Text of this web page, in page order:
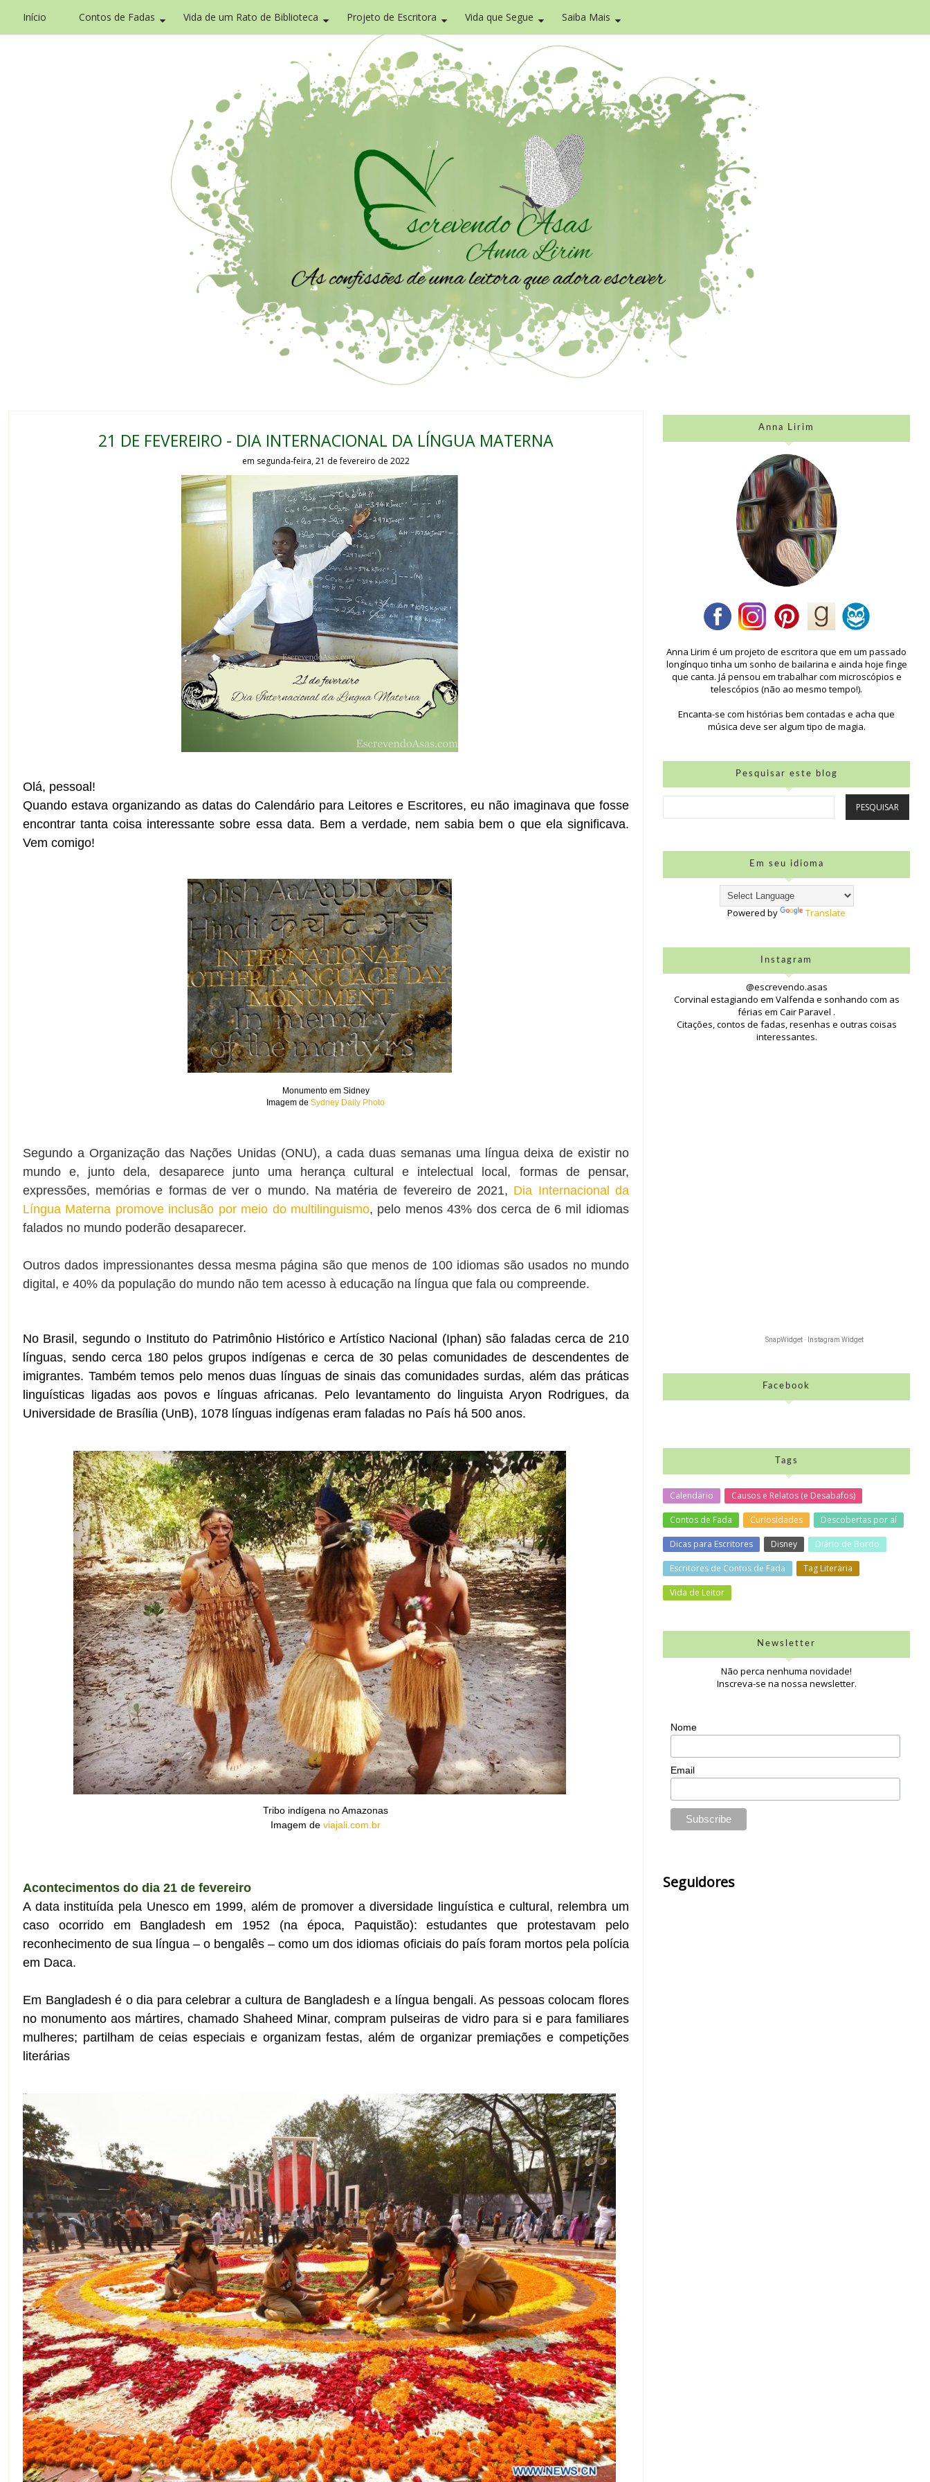
Início Contos de Fadas Vida de um Rato de Biblioteca Projeto de Escritora Vida que Segue Saiba Mais
21 DE FEVEREIRO - DIA INTERNACIONAL DA LÍNGUA MATERNA
em segunda-feira, 21 de fevereiro de 2022
Olá, pessoal!
Quando estava organizando as datas do Calendário para Leitores e Escritores, eu não imaginava que fosse
encontrar tanta coisa interessante sobre essa data. Bem a verdade, nem sabia bem o que ela significava.
Vem comigo!
Monumento em Sidney
Imagem deSydney Daily Photo
Segundo a Organização das Nações Unidas (ONU), a cada duas semanas uma língua deixa de existir no
mundo e, junto dela, desaparece junto uma herança cultural e intelectual local, formas de pensar,
expressões, memórias e formas de ver o mundo. Na matéria de fevereiro de 2021, Dia Internacional da
Língua Materna promove inclusão por meio do multilinguismo, pelo menos 43% dos cerca de 6 mil idiomas
falados no mundo poderão desaparecer.
Outros dados impressionantes dessa mesma página são que menos de 100 idiomas são usados no mundo
digital, e 40% da população do mundo não tem acesso à educação na língua que fala ou compreende.
No Brasil, segundo o Instituto do Patrimônio Histórico e Artístico Nacional (Iphan) são faladas cerca de 210
línguas, sendo cerca 180 pelos grupos indígenas e cerca de 30 pelas comunidades de descendentes de
imigrantes. Também temos pelo menos duas línguas de sinais das comunidades surdas, além das práticas
linguísticas ligadas aos povos e línguas africanas. Pelo levantamento do linguista Aryon Rodrigues, da
Universidade de Brasília (UnB), 1078 línguas indígenas eram faladas no País há 500 anos.
Tribo indígena no Amazonas
Imagem deviajali.com.br
Acontecimentos do dia 21 de fevereiro
A data instituída pela Unesco em 1999, além de promover a diversidade linguística e cultural, relembra um
caso ocorrido em Bangladesh em 1952 (na época, Paquistão): estudantes que protestavam pelo
reconhecimento de sua língua – o bengalês – como um dos idiomas oficiais do país foram mortos pela polícia
em Daca.
Em Bangladesh é o dia para celebrar a cultura de Bangladesh e a língua bengali. As pessoas colocam flores
no monumento aos mártires, chamado Shaheed Minar, compram pulseiras de vidro para si e para familiares
mulheres; partilham de ceias especiais e organizam festas, além de organizar premiações e competições
literárias
Anna Lirim
Anna Lirim é um projeto de escritora que em um passado
longínquo tinha um sonho de bailarina e ainda hoje finge
que canta. Já pensou em trabalhar com microscópios e
telescópios (não ao mesmo tempo!).
Encanta-se com histórias bem contadas e acha que
música deve ser algum tipo de magia.
Pesquisar este blog
Em seu idioma
Powered by Translate
Instagram
@escrevendo.asas
Corvinal estagiando em Valfenda e sonhando com as
férias em Cair Paravel .
Citações, contos de fadas, resenhas e outras coisas
interessantes.
SnapWidget · Instagram Widget
Facebook
Tags
Calendário Causos e Relatos (e Desabafos)
Contos de Fada Curiosidades Descobertas por aí
Dicas para Escritores Disney Diário de Bordo
Escritores de Contos de Fada Tag Literária
Vida de Leitor
Newsletter
Não perca nenhuma novidade!
Inscreva-se na nossa newsletter.
Nome
Email
Seguidores